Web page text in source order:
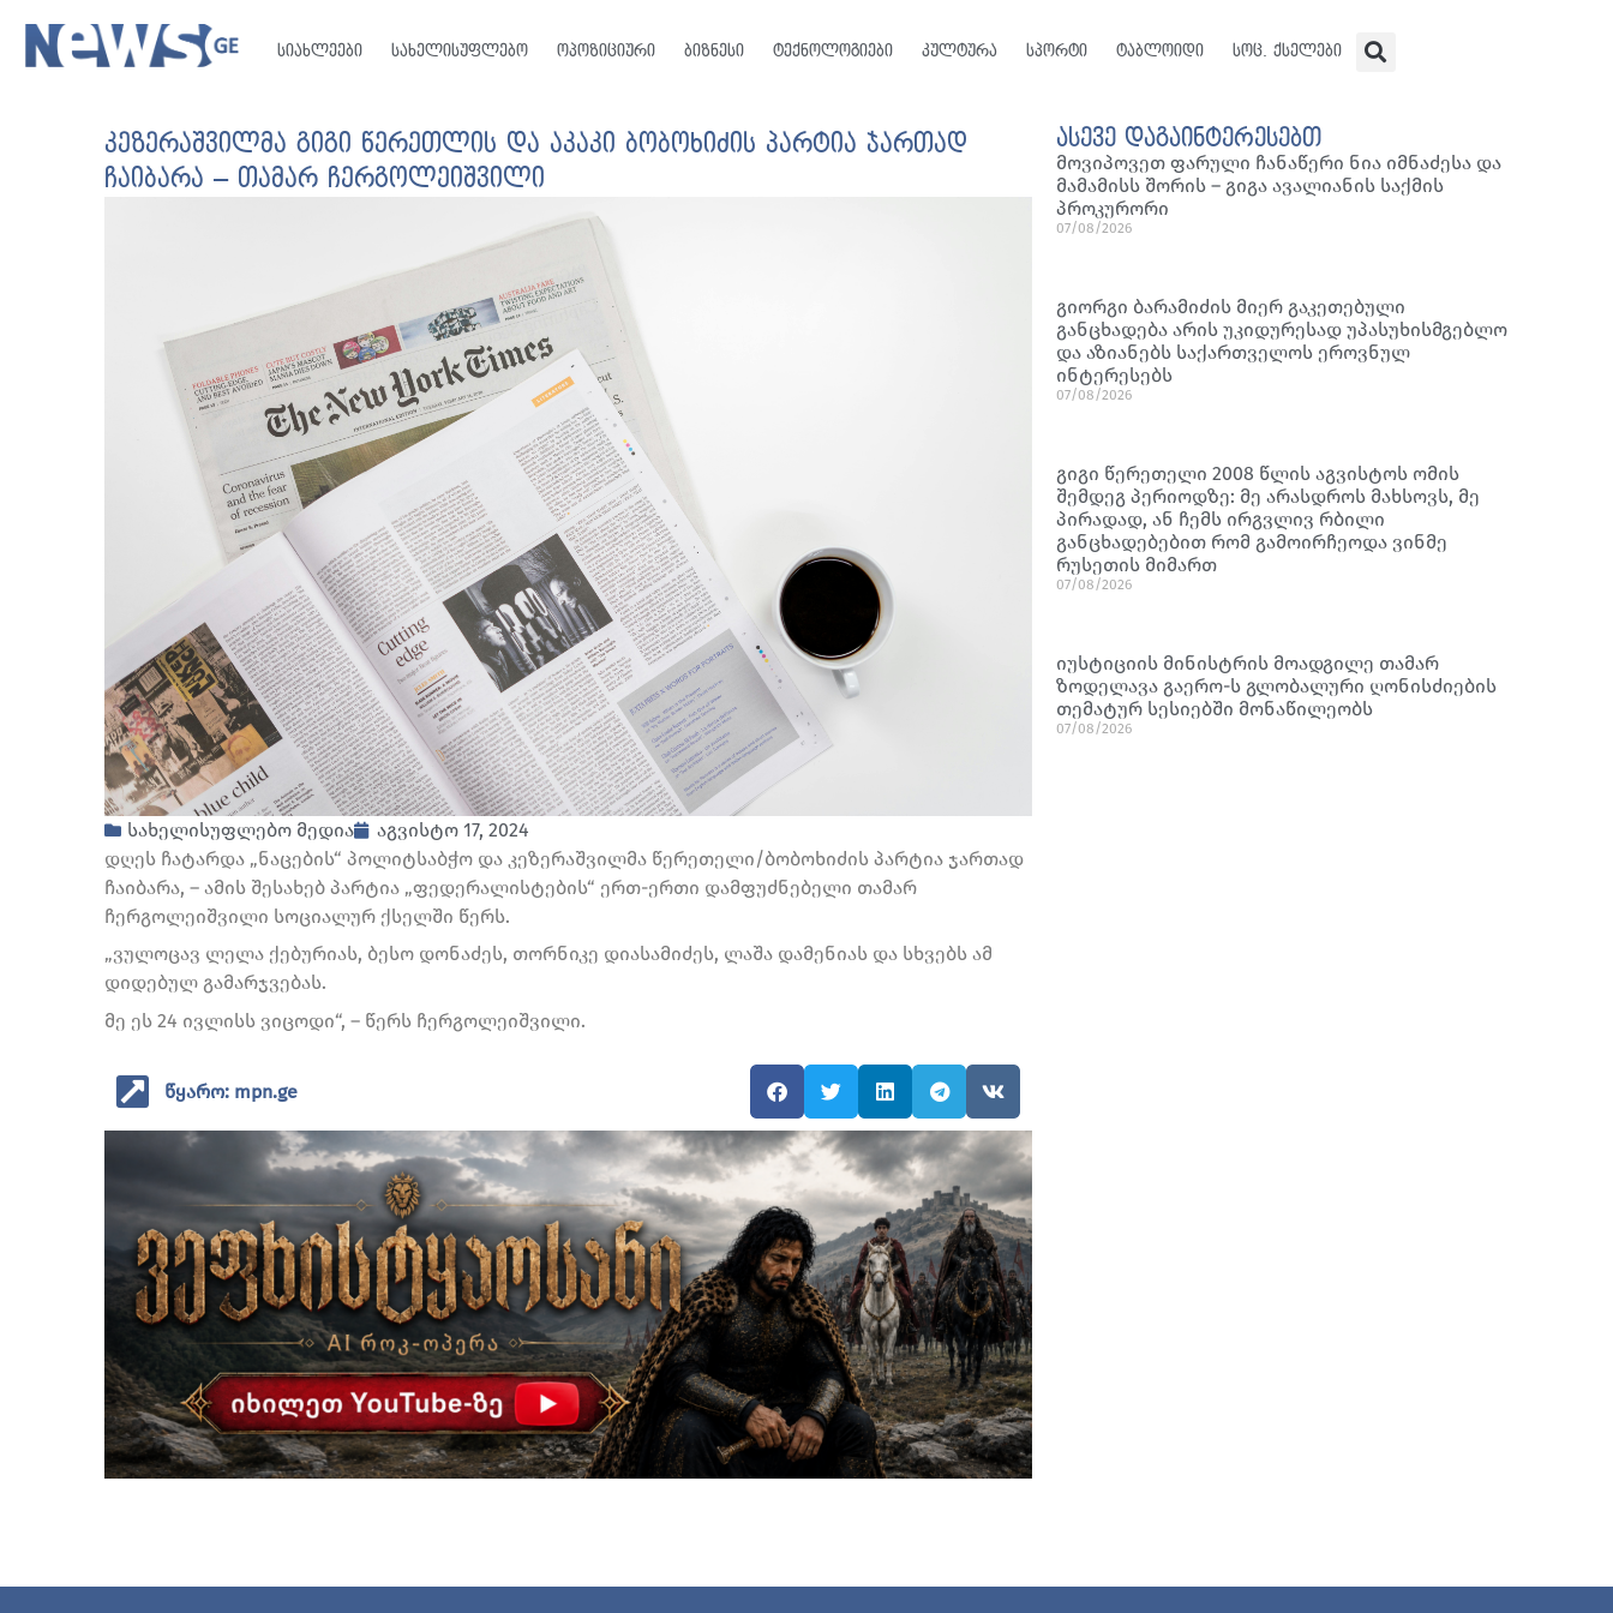
სიახლეები სახელისუფლებო ოპოზიციური ბიზნესი ტექნოლოგიები კულტურა სპორტი ტაბლოიდი სოც. ქსელები
კეზერაშვილმა გიგი წერეთლის და აკაკი ბობოხიძის პარტია ჯართად
ჩაიბარა – თამარ ჩერგოლეიშვილი
სახელისუფლებო მედია
აგვისტო 17, 2024
დღეს ჩატარდა „ნაცების“ პოლიტსაბჭო და კეზერაშვილმა წერეთელი/ბობოხიძის პარტია ჯართად
ჩაიბარა, – ამის შესახებ პარტია „ფედერალისტების“ ერთ-ერთი დამფუძნებელი თამარ
ჩერგოლეიშვილი სოციალურ ქსელში წერს.
„ვულოცავ ლელა ქებურიას, ბესო დონაძეს, თორნიკე დიასამიძეს, ლაშა დამენიას და სხვებს ამ
დიდებულ გამარჯვებას.
მე ეს 24 ივლისს ვიცოდი“, – წერს ჩერგოლეიშვილი.
წყარო: mpn.ge
ასევე დაგაინტერესებთ
მოვიპოვეთ ფარული ჩანაწერი ნია იმნაძესა და
მამამისს შორის – გიგა ავალიანის საქმის
პროკურორი
07/08/2026
გიორგი ბარამიძის მიერ გაკეთებული
განცხადება არის უკიდურესად უპასუხისმგებლო
და აზიანებს საქართველოს ეროვნულ
ინტერესებს
07/08/2026
გიგი წერეთელი 2008 წლის აგვისტოს ომის
შემდეგ პერიოდზე: მე არასდროს მახსოვს, მე
პირადად, ან ჩემს ირგვლივ რბილი
განცხადებებით რომ გამოირჩეოდა ვინმე
რუსეთის მიმართ
07/08/2026
იუსტიციის მინისტრის მოადგილე თამარ
ზოდელავა გაერო-ს გლობალური ღონისძიების
თემატურ სესიებში მონაწილეობს
07/08/2026